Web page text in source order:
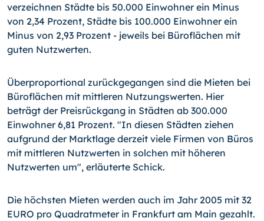
verzeichnen Städte bis 50.000 Einwohner ein Minus
von 2,34 Prozent, Städte bis 100.000 Einwohner ein
Minus von 2,93 Prozent - jeweils bei Büroflächen mit
guten Nutzwerten.
Überproportional zurückgegangen sind die Mieten bei
Büroflächen mit mittleren Nutzungswerten. Hier
beträgt der Preisrückgang in Städten ab 300.000
Einwohner 6,81 Prozent. "In diesen Städten ziehen
aufgrund der Marktlage derzeit viele Firmen von Büros
mit mittleren Nutzwerten in solchen mit höheren
Nutzwerten um", erläuterte Schick.
Die höchsten Mieten werden auch im Jahr 2005 mit 32
EURO pro Quadratmeter in Frankfurt am Main gezahlt.